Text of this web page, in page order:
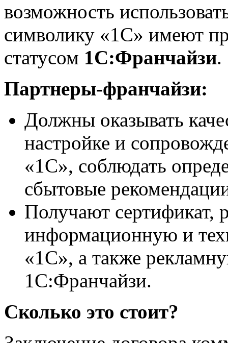
возможность
символику «1С» имеют
статусом 1С:Франчайзи.
Партнеры-франчайзи:
Должны оказывать
настройке и
«1С», соблюдать
сбытовые
Получают сертификат,
информационную и
«1С», а также
1С:Франчайзи.
Сколько это стоит?